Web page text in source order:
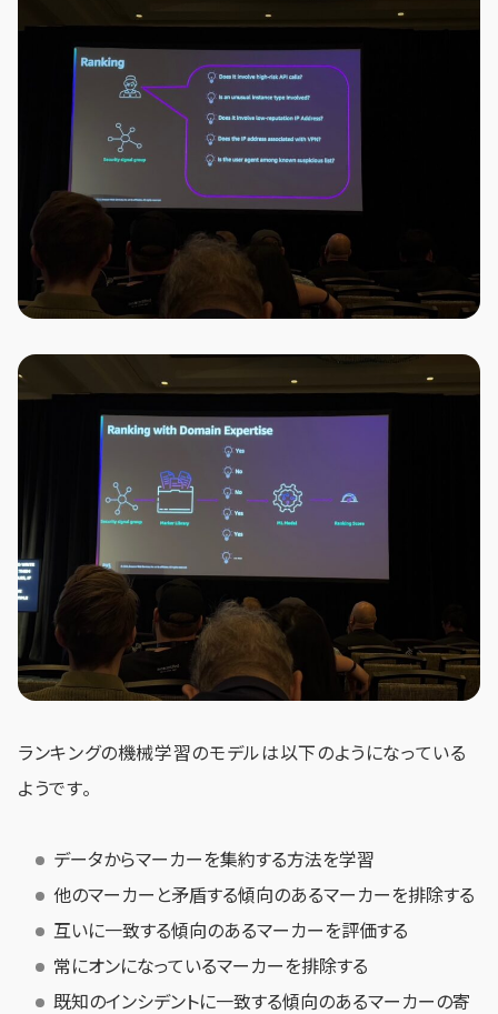
ランキングの機械学習のモデルは以下のようになっている
ようです。
データからマーカーを集約する方法を学習
他のマーカーと矛盾する傾向のあるマーカーを排除する
互いに一致する傾向のあるマーカーを評価する
常にオンになっているマーカーを排除する
既知のインシデントに一致する傾向のあるマーカーの寄